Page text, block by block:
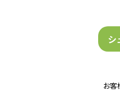
シ
お客